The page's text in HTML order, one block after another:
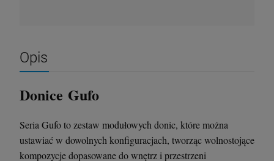
Opis
Donice Gufo
Seria Gufo to zestaw modułowych donic, które można
ustawiać w dowolnych konfiguracjach, tworząc wolnostojące
kompozycje dopasowane do wnętrz i przestrzeni